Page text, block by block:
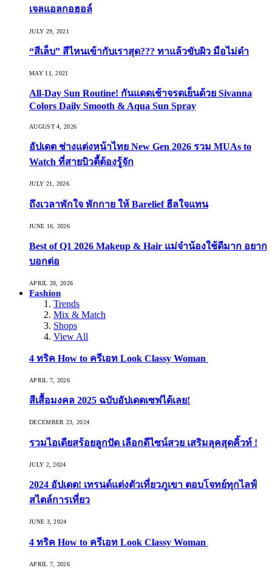
เจลแอลกอฮอล์
JULY 29, 2021
“สีเล็บ” สีไหนเข้ากับเราสุด??? ทาแล้วขับผิว มือไม่ดำ
MAY 11, 2021
All-Day Sun Routine! กันแดดเช้าจรดเย็นด้วย Sivanna
Colors Daily Smooth & Aqua Sun Spray
AUGUST 4, 2026
อัปเดต ช่างแต่งหน้าไทย New Gen 2026 รวม MUAs to
Watch ที่สายบิวตี้ต้องรู้จัก
JULY 21, 2026
ถึงเวลาพักใจ พักกาย ให้ Barelief ฮีลใจแทน
JUNE 16, 2026
Best of Q1 2026 Makeup & Hair แม่จ๋าน้องใช้ดีมาก อยาก
บอกต่อ
APRIL 20, 2026
Fashion
Trends
Mix & Match
Shops
View All
4 ทริค How to ครีเอท Look Classy Woman
APRIL 7, 2026
สีเสื้อมงคล 2025 ฉบับอัปเดตเซฟได้เลย!
DECEMBER 23, 2024
รวมไอเดียสร้อยลูกปัด เลือกดีไซน์สวย เสริมลุคสุดคิ้วท์ !
JULY 2, 2024
2024 อัปเดต! เทรนด์แต่งตัวเที่ยวภูเขา ตอบโจทย์ทุกไลฟ์
สไตล์การเที่ยว
JUNE 3, 2024
4 ทริค How to ครีเอท Look Classy Woman
APRIL 7, 2026